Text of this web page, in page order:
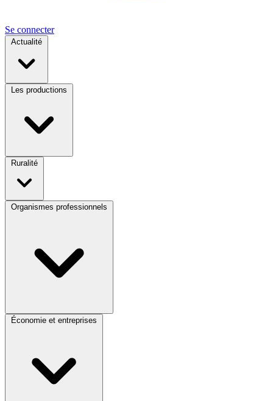
Se connecter
Actualité
Les productions
Ruralité
Organismes professionnels
Économie et entreprises